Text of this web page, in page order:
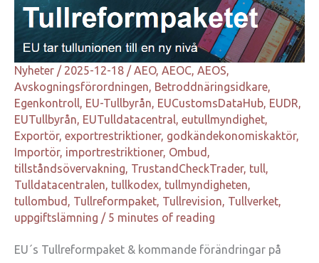
Nyheter / 2025-12-18 /AEO, AEOC, AEOS,
Avskogningsförordningen, Betroddnäringsidkare,
Egenkontroll, EU-Tullbyrån, EUCustomsDataHub, EUDR,
EUTullbyrån, EUTulldatacentral, eutullmyndighet,
Exportör, exportrestriktioner, godkändekonomiskaktör,
Importör, importrestriktioner, Ombud ,
tillståndsövervakning, TrustandCheckTrader, tull,
Tulldatacentralen, tullkodex, tullmyndigheten,
tullombud , Tullreformpaket, Tullrevision, Tullverket,
uppgiftslämning / 5 minutes of reading
EU´s Tullreformpaket & kommande förändringar på